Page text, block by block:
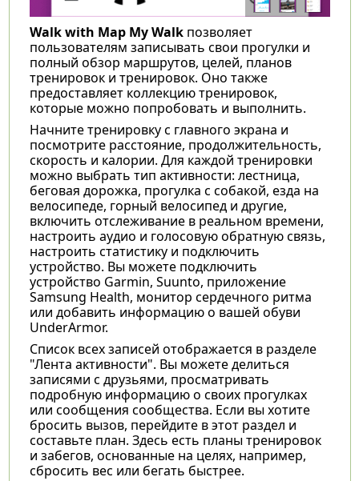
Walk with Map My Walkпозволяет
пользователям записывать свои прогулки и
полный обзор маршрутов, целей, планов
тренировок и тренировок. Оно также
предоставляет коллекцию тренировок,
которые можно попробовать и выполнить.
Начните тренировку с главного экрана и
посмотрите расстояние, продолжительность,
скорость и калории. Для каждой тренировки
можно выбрать тип активности: лестница,
беговая дорожка, прогулка с собакой, езда на
велосипеде, горный велосипед и другие,
включить отслеживание в реальном времени,
настроить аудио и голосовую обратную связь,
настроить статистику и подключить
устройство. Вы можете подключить
устройство Garmin, Suunto, приложение
Samsung Health, монитор сердечного ритма
или добавить информацию о вашей обуви
UnderArmor.
Список всех записей отображается в разделе
"Лента активности". Вы можете делиться
записями с друзьями, просматривать
подробную информацию о своих прогулках
или сообщения сообщества. Если вы хотите
бросить вызов, перейдите в этот раздел и
составьте план. Здесь есть планы тренировок
и забегов, основанные на целях, например,
сбросить вес или бегать быстрее.